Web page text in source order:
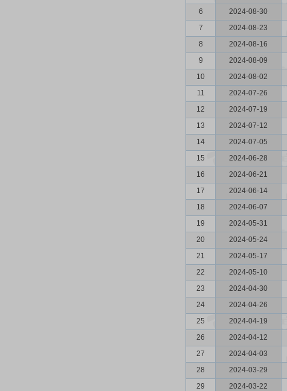
6
2024-08-30
7
2024-08-23
8
2024-08-16
9
2024-08-09
10
2024-08-02
11
2024-07-26
12
2024-07-19
13
2024-07-12
14
2024-07-05
15
2024-06-28
16
2024-06-21
17
2024-06-14
18
2024-06-07
19
2024-05-31
20
2024-05-24
21
2024-05-17
22
2024-05-10
23
2024-04-30
24
2024-04-26
25
2024-04-19
26
2024-04-12
27
2024-04-03
28
2024-03-29
29
2024-03-22